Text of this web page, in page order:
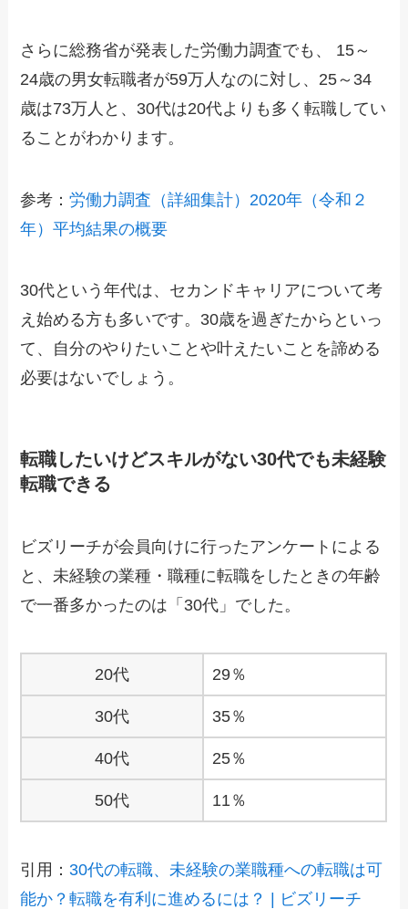
さらに総務省が発表した労働力調査でも、 15～
24歳の男女転職者が59万人なのに対し、25～34
歳は73万人と、30代は20代よりも多く転職してい
ることがわかります。
参考：労働力調査（詳細集計）2020年（令和２
年）平均結果の概要
30代という年代は、セカンドキャリアについて考
え始める方も多いです。30歳を過ぎたからといっ
て、自分のやりたいことや叶えたいことを諦める
必要はないでしょう。
転職したいけどスキルがない30代でも未経験
転職できる
ビズリーチが会員向けに行ったアンケートによる
と、未経験の業種・職種に転職をしたときの年齢
で一番多かったのは「30代」でした。
20代 29％
30代 35％
40代 25％
50代 11％
引用： 30代の転職、未経験の業職種への転職は可
能か？転職を有利に進めるには？ | ビズリーチ